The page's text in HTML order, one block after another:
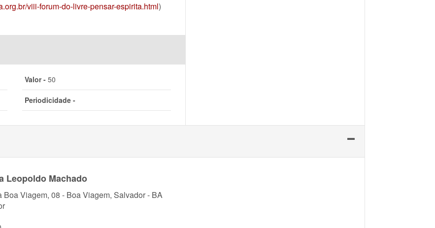
viii-forum-do-livre-pensar-espirita.html)
Valor -50
Periodicidade -
Leopoldo Machado
Boa Viagem, 08 - Boa Viagem, Salvador - BA